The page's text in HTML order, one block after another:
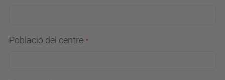
Població del centre